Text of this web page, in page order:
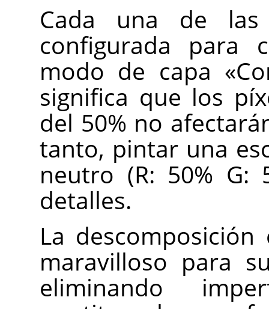
Cada una de
configurada para
modo de capa
significa que los
del 50% no
tanto, pintar una
neutro (R: 50% G:
detalles.
La
maravilloso para
eliminando